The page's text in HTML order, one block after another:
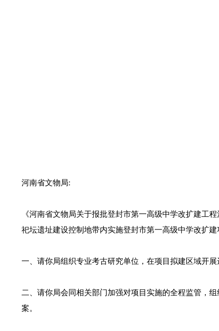
河南省文物局:
《河南省文物局关于报批登封市第一高级中学改扩建工
祀坛遗址建设控制地带内实施登封市第一高级中学改扩建
一、请你局组织专业考古研究单位，在项目拟建区域开
二、请你局会同相关部门加强对项目实施的全程监管，
案。